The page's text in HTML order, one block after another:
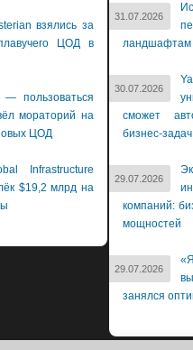
взялись за
ЦОД в
пользоваться
мораторий на
ЦОД
Infrastructure
$19,2 млрд на
31.07.2026
ландшафтам
30.07.2026
сможет
бизнес-задач
29.07.2026
компаний:
мощностей
29.07.2026
занялся